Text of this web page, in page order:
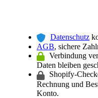
Datenschutz
AGB, sichere
Verbindung
Daten bleiben
Shopify-
Rechnung und
Konto.